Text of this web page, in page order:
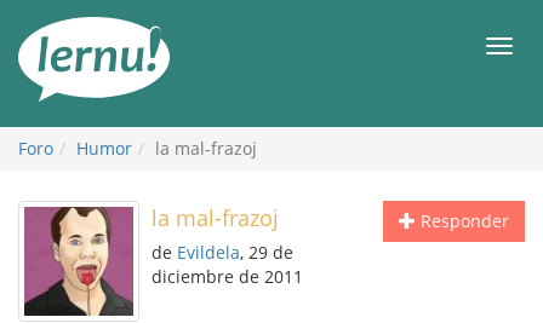
Foro Humor la mal-frazoj
Responder
la mal-frazoj
de Evildela, 29 de
diciembre de 2011